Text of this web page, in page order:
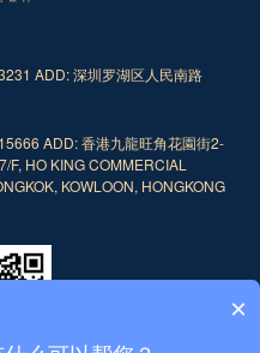
ADD: 深圳罗湖区人民南路
ADD: 香港九龍旺角花園街2-
HO KING COMMERCIAL
KOWLOON, HONGKONG
×